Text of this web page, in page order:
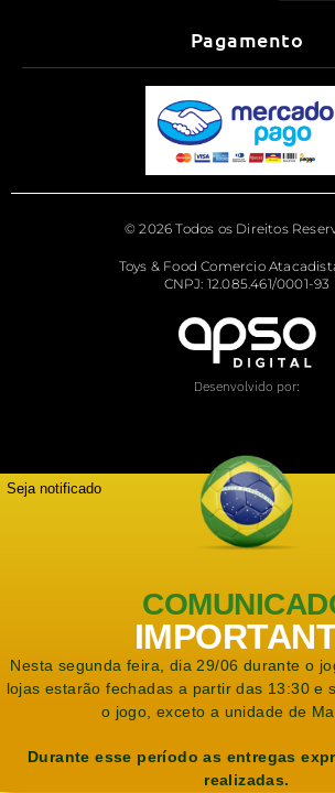
Pagamento
© 2026 Todos os Direitos
Toys & Food Comercio
CNPJ: 12.085.461/0001-93
Desenvolvido por:
Seja notificado
Nesta segunda feira, dia 29/06 durante o
lojas estarão fechadas a partir das 13:30 e
o jogo, exceto a unidade de
Durante esse período as entregas
realizadas.